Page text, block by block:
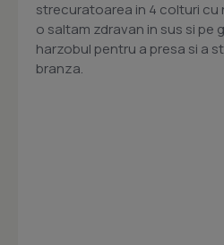
strecuratoarea in 4 colturi cu
o saltam zdravan in sus si pe
harzobul pentru a presa si a
branza.